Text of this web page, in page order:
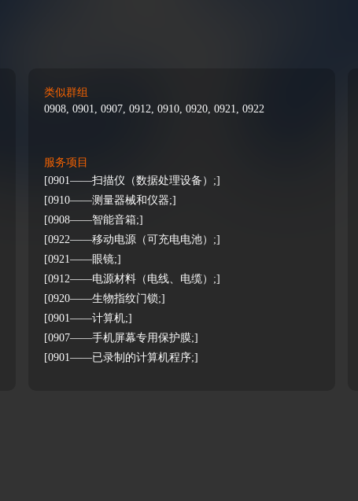
类似群组
0908, 0901, 0907, 0912, 0910, 0920, 0921, 0922
服务项目
[0901——扫描仪（数据处理设备）;]
[0910——测量器械和仪器;]
[0908——智能音箱;]
[0922——移动电源（可充电电池）;]
[0921——眼镜;]
[0912——电源材料（电线、电缆）;]
[0920——生物指纹门锁;]
[0901——计算机;]
[0907——手机屏幕专用保护膜;]
[0901——已录制的计算机程序;]